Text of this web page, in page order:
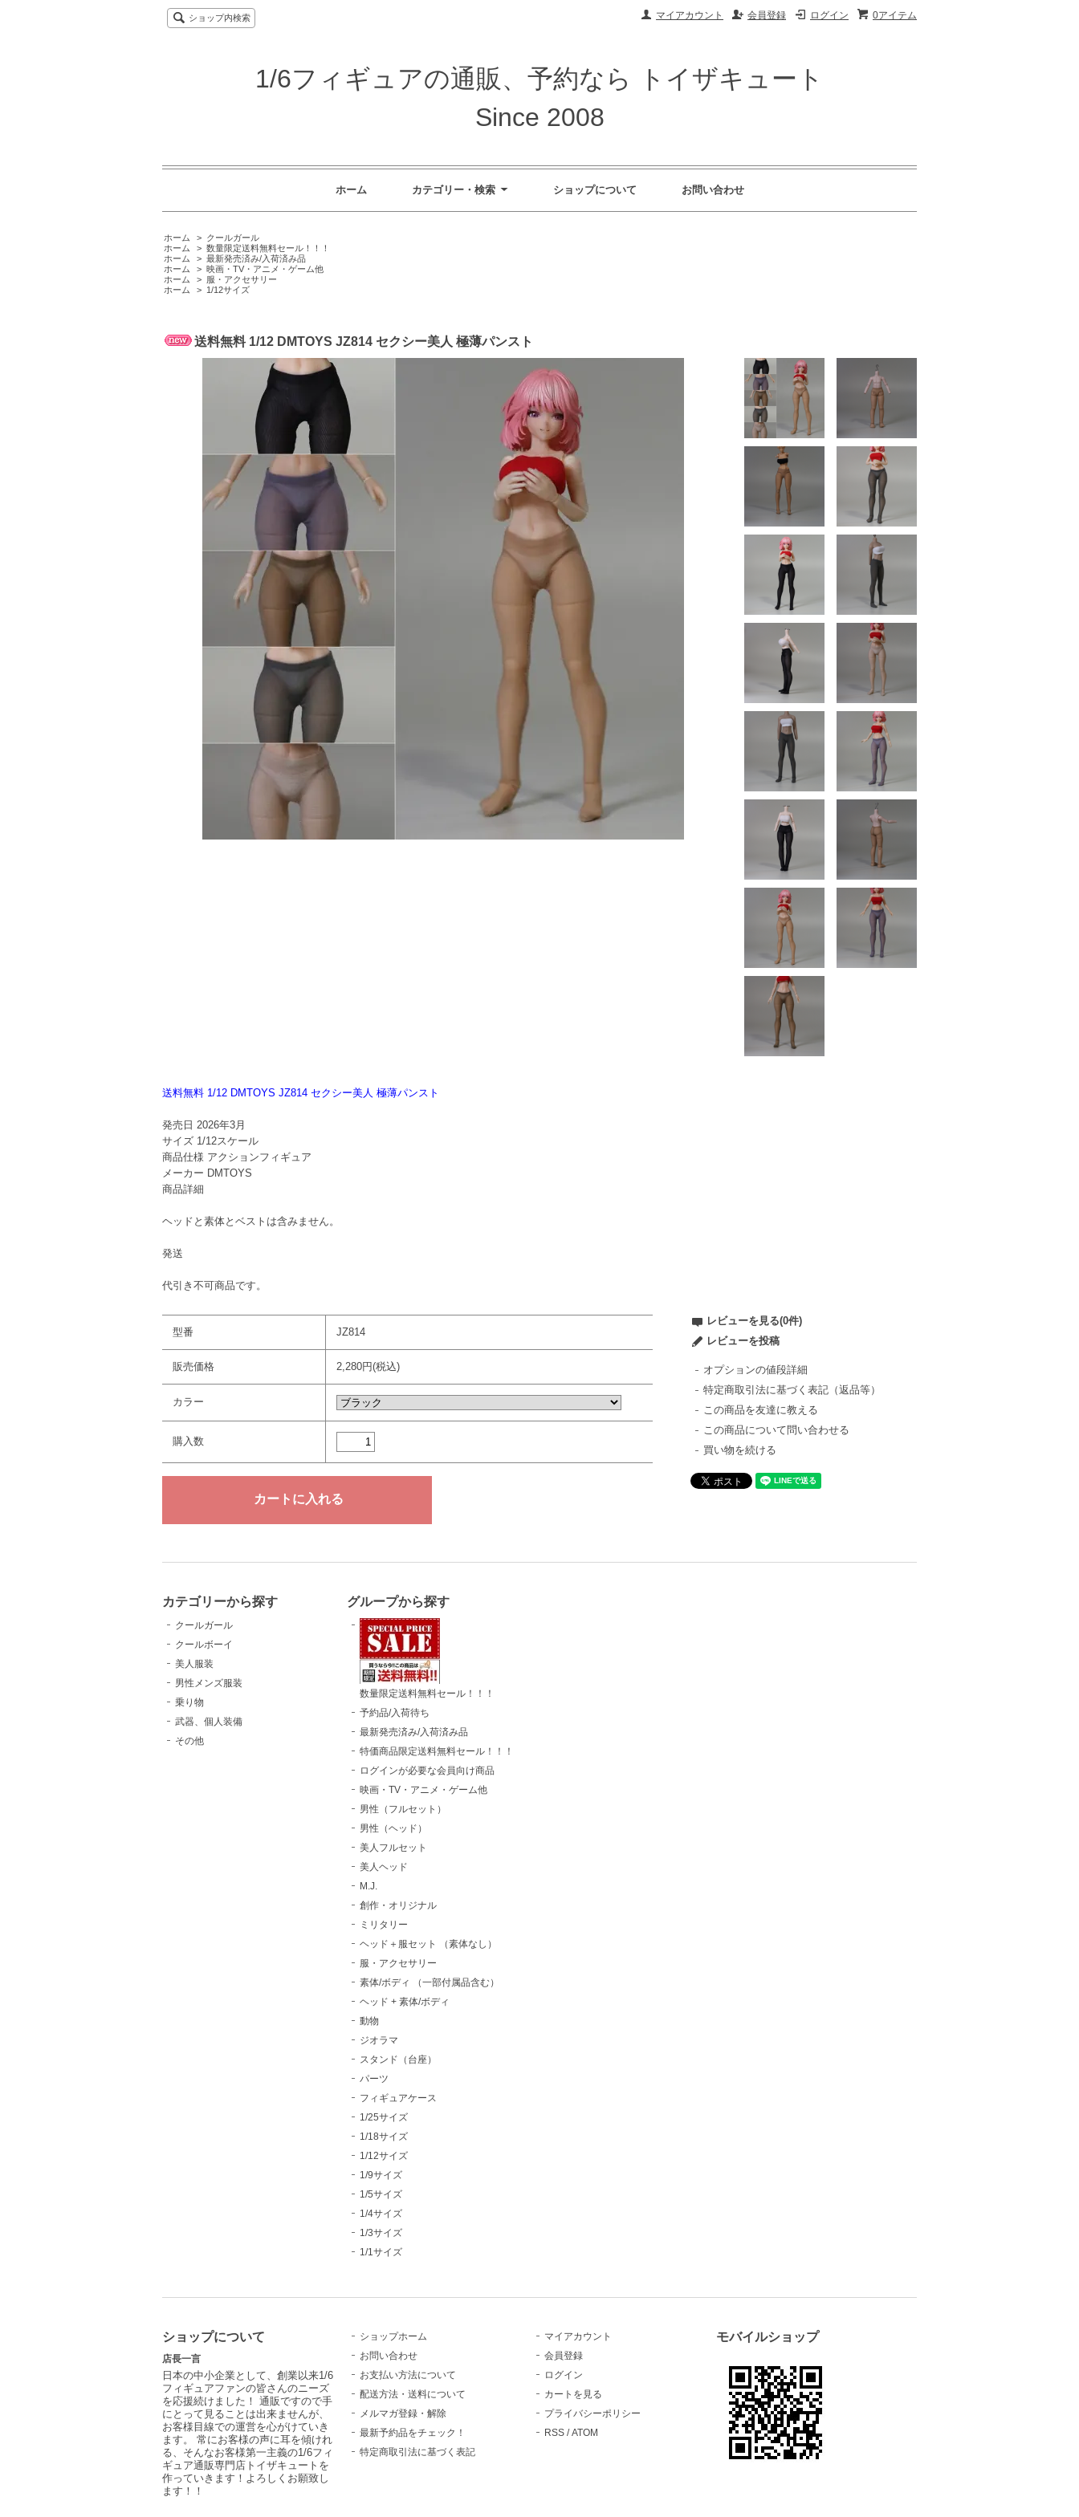
0アイテム
ログイン
会員登録
マイアカウント
ショップ内検索
1/6フィギュアの通販、予約なら トイザキュート
Since 2008
ホーム カテゴリー・検索 ショップについて お問い合わせ
ホーム > クールガール
ホーム
> 数量限定送料無料セール！！！
ホーム
> 最新発売済み/入荷済み品
ホーム
> 映画・TV・アニメ・ゲーム他
ホーム
> 服・アクセサリー
ホーム
> 1/12サイズ
送料無料 1/12 DMTOYS JZ814 セクシー美人 極薄パンスト
送料無料 1/12 DMTOYS JZ814 セクシー美人 極薄パンスト
発売日 2026年3月
サイズ 1/12スケール
商品仕様 アクションフィギュア
メーカー DMTOYS
商品詳細
ヘッドと素体とベストは含みません。
発送
代引き不可商品です。
型番 JZ814
販売価格 2,280円(税込)
カラー
購入数
レビューを見る(0件)
レビューを投稿
オプションの値段詳細
特定商取引法に基づく表記（返品等）
この商品を友達に教える
この商品について問い合わせる
買い物を続ける
カテゴリーから探す
クールガール
クールボーイ
美人服装
男性メンズ服装
乗り物
武器、個人装備
その他
グループから探す
数量限定送料無料セール！！！
予約品/入荷待ち
最新発売済み/入荷済み品
特価商品限定送料無料セール！！！
ログインが必要な会員向け商品
映画・TV・アニメ・ゲーム他
男性（フルセット）
男性（ヘッド）
美人フルセット
美人ヘッド
M.J.
創作・オリジナル
ミリタリー
ヘッド＋服セット （素体なし）
服・アクセサリー
素体/ボディ （一部付属品含む）
ヘッド + 素体/ボディ
動物
ジオラマ
スタンド（台座）
パーツ
フィギュアケース
1/25サイズ
1/18サイズ
1/12サイズ
1/9サイズ
1/5サイズ
1/4サイズ
1/3サイズ
1/1サイズ
ショップについて
店長一言
日本の中小企業として、創業以来1/6
フィギュアファンの皆さんのニーズ
を応援続けました！ 通販ですので手
にとって見ることは出来ませんが、
お客様目線での運営を心がけていき
ます。 常にお客様の声に耳を傾けれ
る、そんなお客様第一主義の1/6フィ
ギュア通販専門店トイザキュートを
作っていきます！よろしくお願致し
ます！！
ショップホーム
お問い合わせ
お支払い方法について
配送方法・送料について
メルマガ登録・解除
最新予約品をチェック！
特定商取引法に基づく表記
マイアカウント
会員登録
ログイン
カートを見る
プライバシーポリシー
RSS /ATOM
モバイルショップ